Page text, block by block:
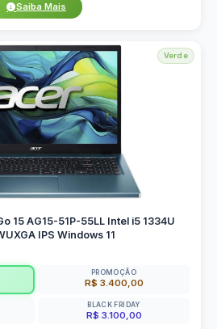
Saiba Mais
Verde
15 AG15-51P-55LL Intel i5 1334U
IPS Windows 11
PROMOÇÃO
R$ 3.400,00
BLACK FRIDAY
R$ 3.100,00